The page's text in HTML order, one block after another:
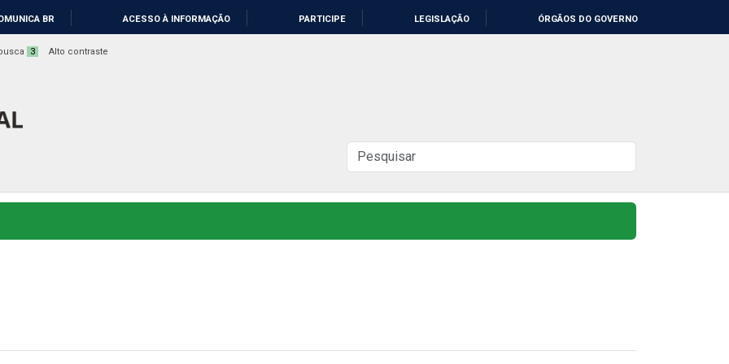
BR ACESSO À INFORMAÇÃO PARTICIPE LEGISLAÇÃO ÓRGÃOS DO GOVERNO
3 Alto contraste
Buscar
no